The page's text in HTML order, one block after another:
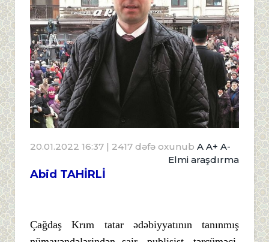
20.01.2022 16:37 | 2417 dəfə oxunub A A+ A-
Elmi araşdırma
Abid TAHİRLİ
Çağdaş Krım tatar ədəbiyyatının tanınmış